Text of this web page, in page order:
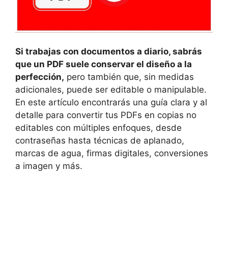
Si trabajas con documentos a diario, sabrás
que un PDF suele conservar el diseño a la
perfección, pero también que, sin medidas
adicionales, puede ser editable o manipulable.
En este artículo encontrarás una guía clara y al
detalle para convertir tus PDFs en copias no
editables con múltiples enfoques, desde
contraseñas hasta técnicas de aplanado,
marcas de agua, firmas digitales, conversiones
a imagen y más.